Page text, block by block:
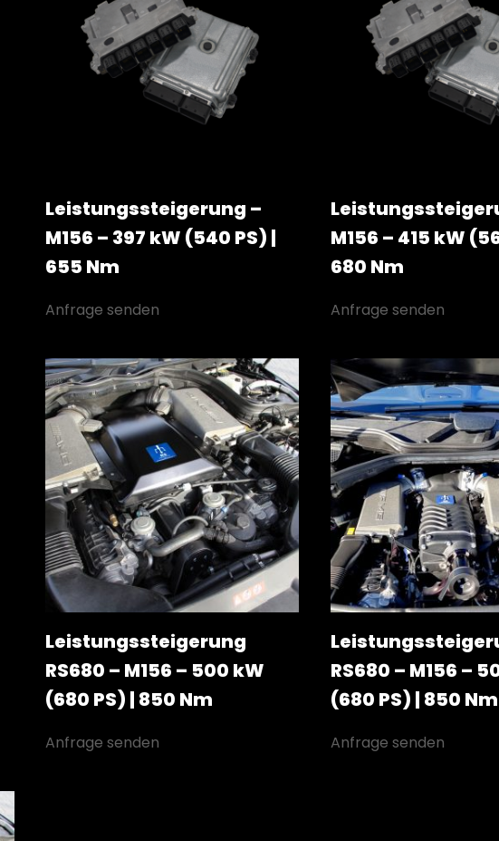
Leistungssteigerung –
M156 – 397 kW (540 PS) |
655 Nm
Anfrage senden
M156 – 415 kW
680 Nm
Anfrage senden
Leistungssteigerung
RS680 – M156 – 500 kW
(680 PS) | 850 Nm
Anfrage senden
RS680 – M156 –
(680 PS) | 850 Nm
Anfrage senden